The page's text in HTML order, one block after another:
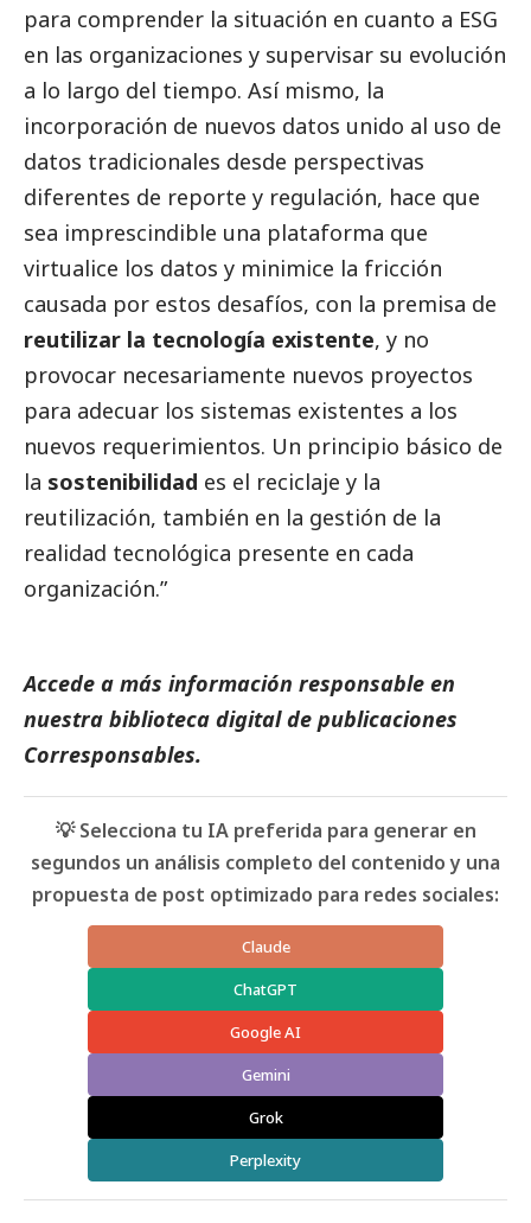
para comprender la situación en cuanto a ESG
en las organizaciones y supervisar su evolución
a lo largo del tiempo. Así mismo, la
incorporación de nuevos datos unido al uso de
datos tradicionales desde perspectivas
diferentes de reporte y regulación, hace que
sea imprescindible una plataforma que
virtualice los datos y minimice la fricción
causada por estos desafíos, con la premisa de
reutilizar la tecnología existente, y no
provocar necesariamente nuevos proyectos
para adecuar los sistemas existentes a los
nuevos requerimientos. Un principio básico de
la sostenibilidad es el reciclaje y la
reutilización, también en la gestión de la
realidad tecnológica presente en cada
organización.”
Accede a más información responsable en
nuestra biblioteca digital de publicaciones
Corresponsables.
💡 Selecciona tu IA preferida para generar en
segundos un análisis completo del contenido y una
propuesta de post optimizado para redes sociales:
Claude
ChatGPT
Google AI
Gemini
Grok
Perplexity